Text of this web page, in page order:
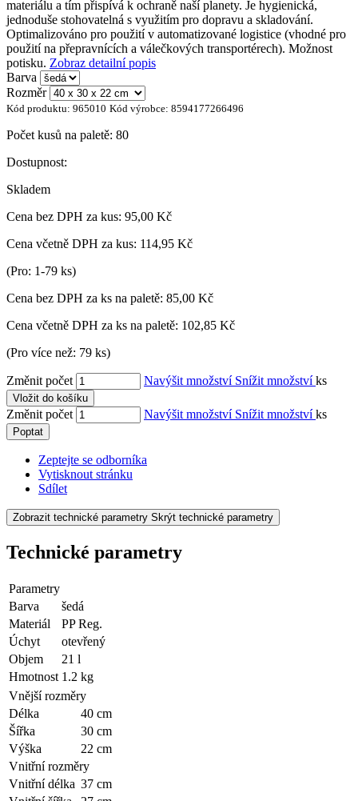
materiálu a tím přispívá k ochraně naší planety. Je hygienická,
jednoduše stohovatelná s využitím pro dopravu a skladování.
Optimalizováno pro použití v automatizované logistice (vhodné pro
použití na přepravnících a válečkových transportérech). Možnost
potisku. Zobraz detailní popis
Barva
Rozměr
Kód produktu: 965010 Kód výrobce: 8594177266496
Počet kusů na paletě: 80
Dostupnost:
Skladem
Cena bez DPH za kus: 95,00 Kč
Cena včetně DPH za kus: 114,95 Kč
(Pro: 1-79 ks)
Cena bez DPH za ks na paletě: 85,00 Kč
Cena včetně DPH za ks na paletě: 102,85 Kč
(Pro více než: 79 ks)
Změnit počet Navýšit množství Snížit množstvíks
Vložit do košíku
Změnit počet Navýšit množství Snížit množstvíks
Poptat
Zeptejte se odborníka
Vytisknout stránku
Sdílet
Zobrazit technické parametry Skrýt technické parametry
Technické parametry
Parametry
Barva
šedá
Materiál
PP Reg.
Úchyt
otevřený
Objem
21 l
Hmotnost 1.2 kg
Vnější rozměry
Délka
40 cm
Šířka
30 cm
Výška
22 cm
Vnitřní rozměry
Vnitřní délka 37 cm